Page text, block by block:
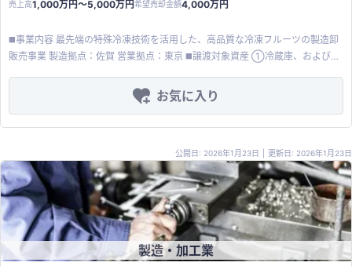
売上高1,000万円〜5,000万円希望売却金額4,000万円
◼️事業内容 最先端の特殊冷凍技術を活用した、高品質な冷凍フルーツの製造卸
販売事業 製造拠点：佐賀 営業拠点：東京 ◼️譲渡対象資産 ①冷蔵庫、およびそ
後に数ヶ月のフォローを想定） ④従業員1名＋パート2~3名 ◼️財務内容 事業売
上 1000万円〜2000万円 事業利益 ▲2000万円〜▲3000万円 貸借対照表
きる見込みがなく、 また財務的にも窮境しているため、事業譲渡後清算見込
み。
お気に入り
公開日: 2026年1月23日 更新日: 2026年1月23日
製造・加工業